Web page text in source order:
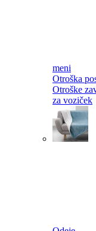
meni
Otroška
Otroške
za voziček